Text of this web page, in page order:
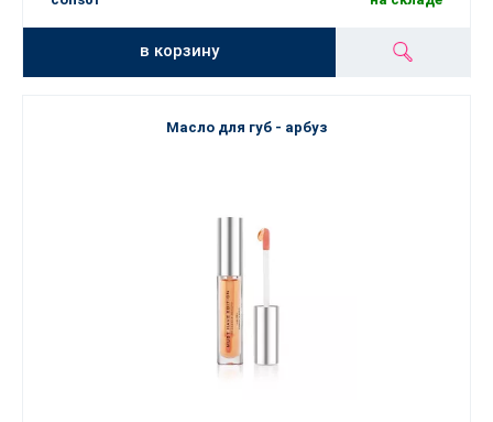
в корзину
Масло для губ - арбуз